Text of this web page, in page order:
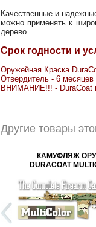
Качественные и
можно применять к
дерево.
Срок годности и
Оружейная Краска
Отвердитель - 6 месяцев
ВНИМАНИЕ!!! - DuraCoat
Другие товары
КАМУФЛЯЖ
DURACOAT